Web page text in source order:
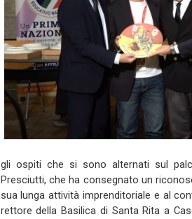
gli ospiti che si sono alternati sul
Presciutti, che ha consegnato un
sua lunga attività imprenditoriale e al
rettore della Basilica di Santa Rita a